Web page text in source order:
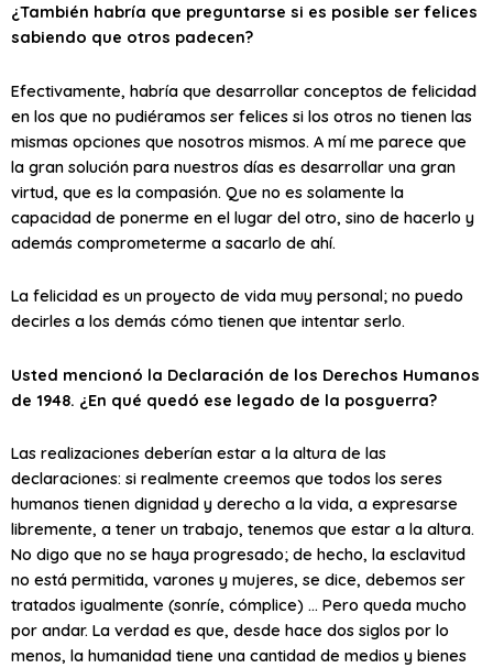
¿También habría que preguntarse si es posible ser felices
sabiendo que otros padecen?
Efectivamente, habría que desarrollar conceptos de felicidad
en los que no pudiéramos ser felices si los otros no tienen las
mismas opciones que nosotros mismos. A mí me parece que
la gran solución para nuestros días es desarrollar una gran
virtud, que es la compasión. Que no es solamente la
capacidad de ponerme en el lugar del otro, sino de hacerlo y
además comprometerme a sacarlo de ahí.
La felicidad es un proyecto de vida muy personal; no puedo
decirles a los demás cómo tienen que intentar serlo.
Usted mencionó la Declaración de los Derechos Humanos
de 1948. ¿En qué quedó ese legado de la posguerra?
Las realizaciones deberían estar a la altura de las
declaraciones: si realmente creemos que todos los seres
humanos tienen dignidad y derecho a la vida, a expresarse
libremente, a tener un trabajo, tenemos que estar a la altura.
No digo que no se haya progresado; de hecho, la esclavitud
no está permitida, varones y mujeres, se dice, debemos ser
tratados igualmente (sonríe, cómplice) … Pero queda mucho
por andar. La verdad es que, desde hace dos siglos por lo
menos, la humanidad tiene una cantidad de medios y bienes